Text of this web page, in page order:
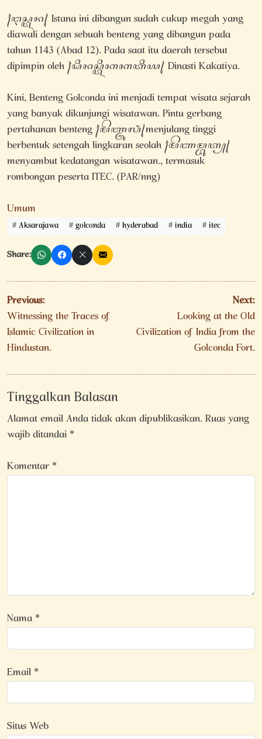
꧌ꦅꦱ꧀ꦠꦤ꧍ Istana ini dibangun sudah cukup megah yang
diawali dengan sebuah benteng yang dibangun pada
tahun 1143 (Abad 12). Pada saat itu daerah tersebut
dipimpin oleh ꧌ꦝꦶꦤꦱ꧀ꦠꦶꦏꦏꦠꦶꦪ꧍ Dinasti Kakatiya.
Kini, Benteng Golconda ini menjadi tempat wisata sejarah
yang banyak dikunjungi wisatawan. Pintu gerbang
pertahanan benteng ꧌ꦩꦼꦚ꧀ꦗꦸꦭꦁ꧍menjulang tinggi
berbentuk setengah lingkaran seolah ꧌ꦩꦼꦚꦩ꧀ꦧꦸꦠ꧀꧍
menyambut kedatangan wisatawan., termasuk
rombongan peserta ITEC. (PAR/nng)
Umum
Aksarajawa golconda hyderabad india itec
Share:
Navigasi
pos
Previous:
Witnessing the Traces of
Islamic Civilization in
Hindustan.
Next:
Looking at the Old
Civilization of India from the
Golconda Fort.
Tinggalkan Balasan
Alamat email Anda tidak akan dipublikasikan.Ruas yang
wajib ditandai*
Komentar*
Nama*
Email*
Situs Web